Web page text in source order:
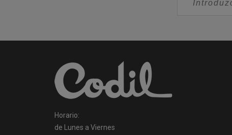
Horario:
de Lunes a Viernes